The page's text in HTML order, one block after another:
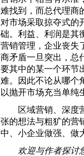
难找到，而总代理商
对市场采取掠夺式的
础。利益、利润是其
营销管理，企业丧失
商矛盾一旦突出，总
要其中的某一个环节
难。因此不论从哪个
以抛开市场充当单纯
区域营销、深度营
张的想法与粗犷的营
中、小企业做强、做
欢迎与作者探讨您